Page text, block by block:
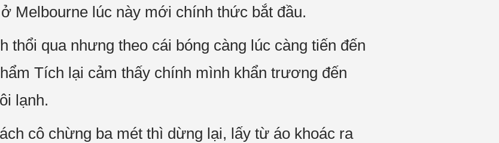
Melbourne lúc này mới chính thức bắt đầu.
thổi qua nhưng theo cái bóng càng lúc càng tiến đến
Tích lại cảm thấy chính mình khẩn trương đến
lạnh.
cô chừng ba mét thì dừng lại, lấy từ áo khoác ra